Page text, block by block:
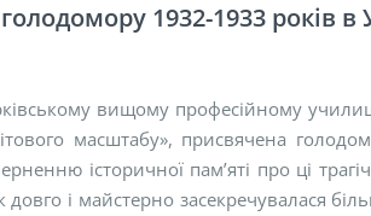
1932-1933 років в
вищому професійному
масштабу», присвячена
історичної пам’яті про ці
довго і майстерно засекречувалася